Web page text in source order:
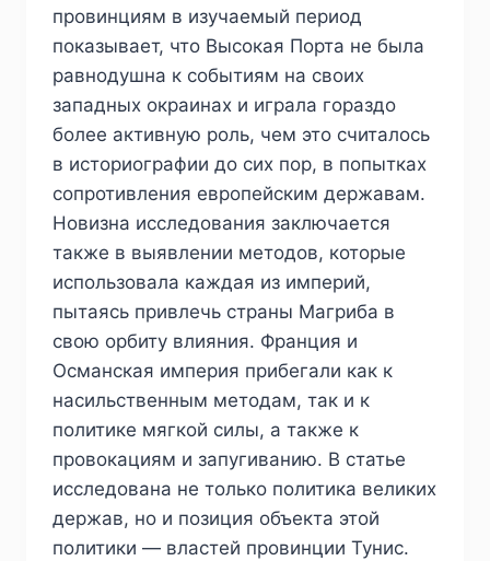
провинциям в изучаемый период
показывает, что Высокая Порта не была
равнодушна к событиям на своих
западных окраинах и играла гораздо
более активную роль, чем это считалось
в историографии до сих пор, в попытках
сопротивления европейским державам.
Новизна исследования заключается
также в выявлении методов, которые
использовала каждая из империй,
пытаясь привлечь страны Магриба в
свою орбиту влияния. Франция и
Османская империя прибегали как к
насильственным методам, так и к
политике мягкой силы, а также к
провокациям и запугиванию. В статье
исследована не только политика великих
держав, но и позиция объекта этой
политики — властей провинции Тунис.